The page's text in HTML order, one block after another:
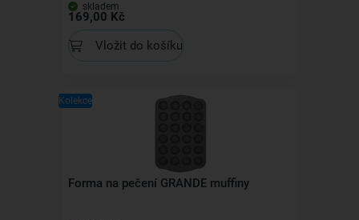
skladem
169,00 Kč
Vložit do košíku
Kolekce
Forma na pečení GRANDE muffiny